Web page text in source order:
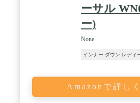
ーサル
ー)
None
インナー ダウン レディ
Amazonで詳し